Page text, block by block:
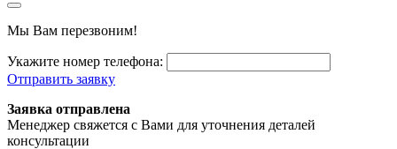
Мы Вам перезвоним!
Укажите номер телефона:
Отправить заявку
Заявка отправлена
Менеджер свяжется с Вами для уточнения деталей
консультации